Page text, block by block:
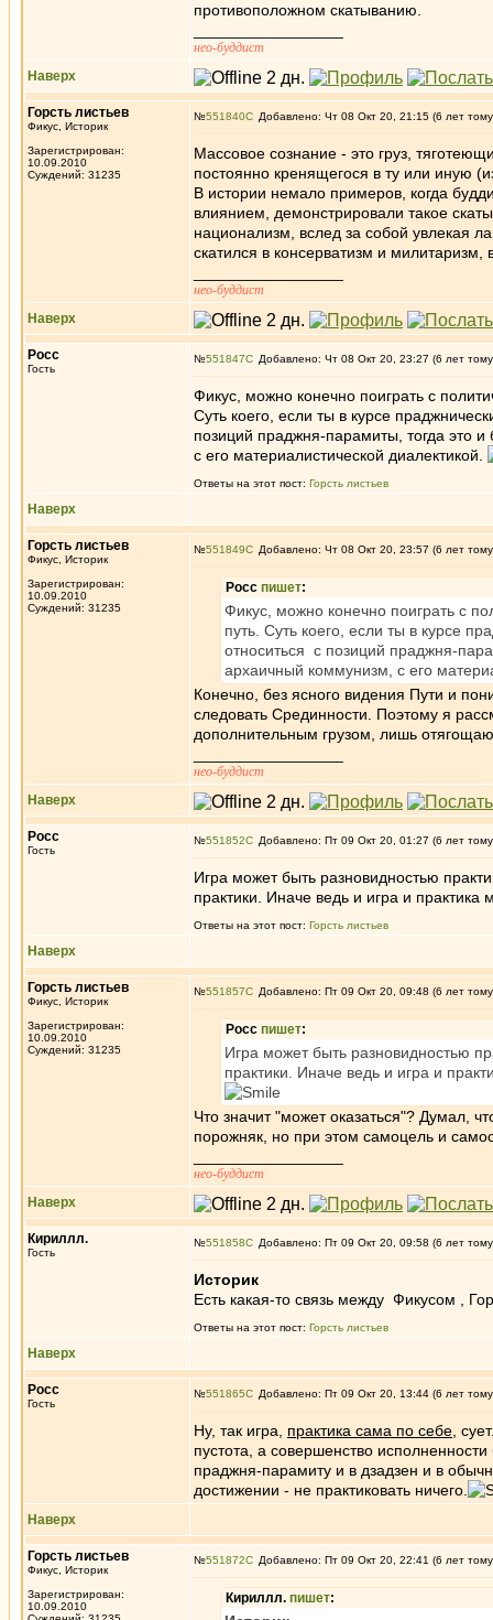
противоположном скатыванию.
нео-буддист
Наверх
Горсть листьев
Фикус, Историк
Зарегистрирован:
10.09.2010
Суждений: 31235
№551840 Добавлено: Чт 08 Окт 20, 21:15 (6 лет
Массовое сознание - это груз,
постоянно кренящегося в ту или иную
В истории немало примеров, когда
влиянием, демонстрировали такое
национализм, вслед за собой увлекая
скатился в консерватизм и
нео-буддист
Наверх
Росс
Гость
№551847 Добавлено: Чт 08 Окт 20, 23:27 (6 лет
Фикус, можно конечно поиграть с
Суть коего, если ты в курсе
позиций праджня-парамиты, тогда это
с его материалистической диалектикой.
Ответы на этот пост: Горсть листьев
Наверх
Горсть листьев
Фикус, Историк
Зарегистрирован:
10.09.2010
Суждений: 31235
№551849 Добавлено: Чт 08 Окт 20, 23:57 (6 лет
Росс пишет:
Фикус, можно конечно поиграть с
путь. Суть коего, если ты в курсе
относиться с позиций праджня-
архаичный коммунизм, с его
Конечно, без ясного видения Пути и
следовать Срединности. Поэтому я
дополнительным грузом, лишь
нео-буддист
Наверх
Росс
Гость
№551852 Добавлено: Пт 09 Окт 20, 01:27 (6 лет
Игра может быть разновидностью
практики. Иначе ведь и игра и
Ответы на этот пост: Горсть листьев
Наверх
Горсть листьев
Фикус, Историк
Зарегистрирован:
10.09.2010
Суждений: 31235
№551857 Добавлено: Пт 09 Окт 20, 09:48 (6 лет
Росс пишет:
Игра может быть разновидностью
практики. Иначе ведь и игра и
Что значит "может оказаться"? Думал,
порожняк, но при этом самоцель и
нео-буддист
Наверх
Кириллл.
Гость
№551858 Добавлено: Пт 09 Окт 20, 09:58 (6 лет
Историк
Есть какая-то связь между Фикусом ,
Ответы на этот пост: Горсть листьев
Наверх
Росс
Гость
№551865 Добавлено: Пт 09 Окт 20, 13:44 (6 лет
Ну, так игра, практика сама по себе ,
пустота, а совершенство
праджня-парамиту и в дзадзен и в
достижении - не практиковать ничего.
Наверх
Горсть листьев
Фикус, Историк
Зарегистрирован:
10.09.2010
№551872 Добавлено: Пт 09 Окт 20, 22:41 (6 лет
Кириллл. пишет: